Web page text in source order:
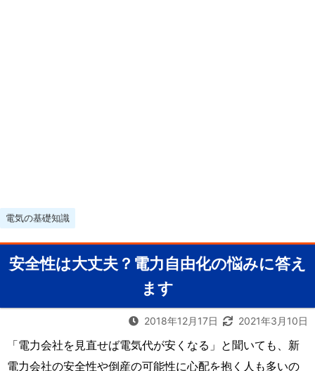
電気の基礎知識
安全性は大丈夫？電力自由化の悩みに答え
ます
2018年12月17日 2021年3月10日
「電力会社を見直せば電気代が安くなる」と聞いても、新
電力会社の安全性や倒産の可能性に心配を抱く人も多いの